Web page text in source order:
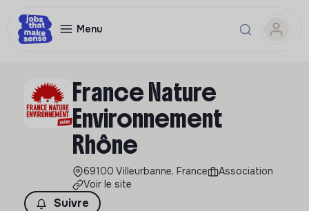
Menu
France Nature
Environnement
Rhône
69100 Villeurbanne, France
Association
Voir le site
Suivre